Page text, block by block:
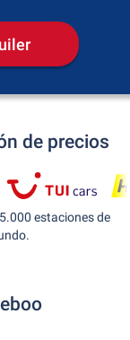
de precios
estaciones de